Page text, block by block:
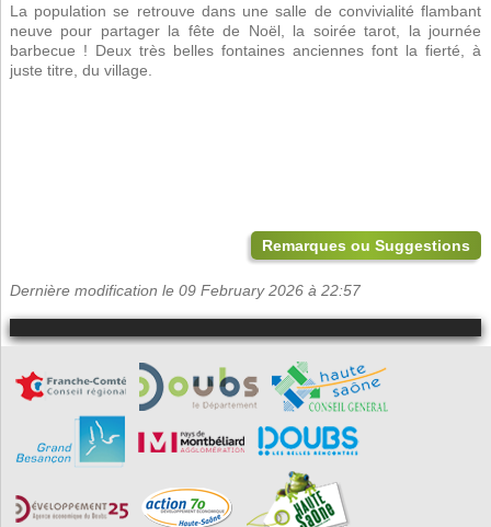
La population se retrouve dans une salle de convivialité flambant
neuve pour partager la fête de Noël, la soirée tarot, la journée
barbecue ! Deux très belles fontaines anciennes font la fierté, à
juste titre, du village.
Remarques ou Suggestions
Dernière modification le 09 February 2026 à 22:57